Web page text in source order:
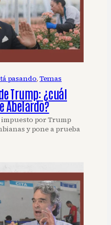
pasando, Temas
Trump: ¿cuál
Abelardo?
impuesto por Trump
y pone a prueba